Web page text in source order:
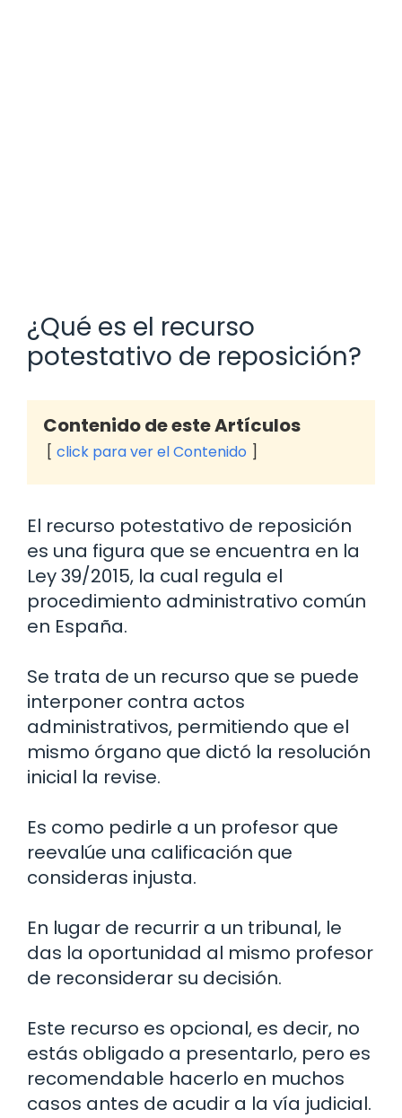
¿Qué es el recurso
potestativo de reposición?
Contenido de este Artículos
click para ver el Contenido
El recurso potestativo de reposición
es una figura que se encuentra en la
Ley 39/2015, la cual regula el
procedimiento administrativo común
en España.
Se trata de un recurso que se puede
interponer contra actos
administrativos, permitiendo que el
mismo órgano que dictó la resolución
inicial la revise.
Es como pedirle a un profesor que
reevalúe una calificación que
consideras injusta.
En lugar de recurrir a un tribunal, le
das la oportunidad al mismo profesor
de reconsiderar su decisión.
Este recurso es opcional, es decir, no
estás obligado a presentarlo, pero es
recomendable hacerlo en muchos
casos antes de acudir a la vía judicial.